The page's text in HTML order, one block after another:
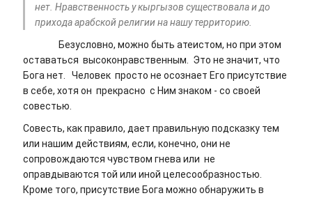
нет. Нравственность у кыргызов существовала и до
прихода арабской религии на нашу территорию.
Безусловно, можно быть атеистом, но при этом
оставаться высоконравственным. Это не значит, что
Бога нет. Человек просто не осознает Его присутствие
в себе, хотя он прекрасно с Ним знаком - со своей
совестью.
Совесть, как правило, дает правильную подсказку тем
или нашим действиям, если, конечно, они не
сопровождаются чувством гнева или не
оправдываются той или иной целесообразностью.
Кроме того, присутствие Бога можно обнаружить в